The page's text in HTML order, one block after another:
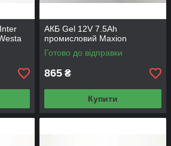
АКБ Gel 12V 7.5Аh
промисловий Maxion
Готово до відправки
865 ₴
Купити